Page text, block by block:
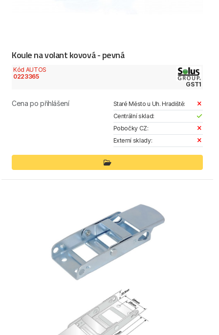
Koule na volant kovová - pevná
Kód AUTOS
0223365
GST1
Cena po přihlášení
Staré Město u Uh. Hradiště:
Centrální sklad:
Pobočky CZ:
Externí sklady: